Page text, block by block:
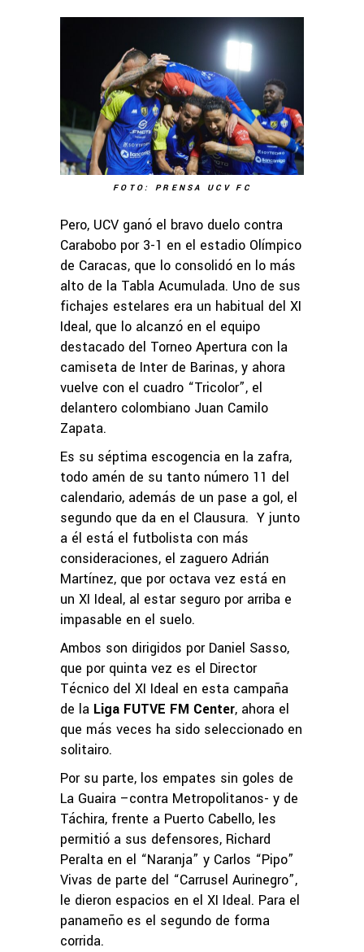
FOTO: PRENSA UCV FC
Pero, UCV ganó el bravo duelo contra
Carabobo por 3-1 en el estadio Olímpico
de Caracas, que lo consolidó en lo más
alto de la Tabla Acumulada. Uno de sus
fichajes estelares era un habitual del XI
Ideal, que lo alcanzó en el equipo
destacado del Torneo Apertura con la
camiseta de Inter de Barinas, y ahora
vuelve con el cuadro “Tricolor”, el
delantero colombiano Juan Camilo
Zapata.
Es su séptima escogencia en la zafra,
todo amén de su tanto número 11 del
calendario, además de un pase a gol, el
segundo que da en el Clausura. Y junto
a él está el futbolista con más
consideraciones, el zaguero Adrián
Martínez, que por octava vez está en
un XI Ideal, al estar seguro por arriba e
impasable en el suelo.
Ambos son dirigidos por Daniel Sasso,
que por quinta vez es el Director
Técnico del XI Ideal en esta campaña
de la Liga FUTVE FM Center, ahora el
que más veces ha sido seleccionado en
solitairo.
Por su parte, los empates sin goles de
La Guaira –contra Metropolitanos- y de
Táchira, frente a Puerto Cabello, les
permitió a sus defensores, Richard
Peralta en el “Naranja” y Carlos “Pipo”
Vivas de parte del “Carrusel Aurinegro”,
le dieron espacios en el XI Ideal. Para el
panameño es el segundo de forma
corrida.